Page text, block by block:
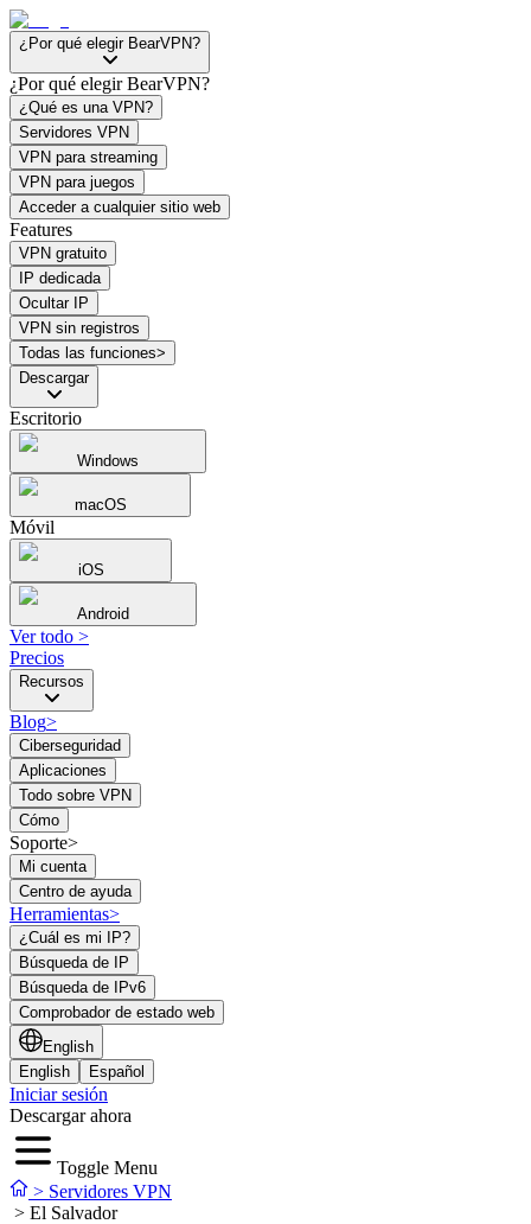
¿Por qué elegir BearVPN?
¿Por qué elegir BearVPN?
¿Qué es una VPN?
Servidores VPN
VPN para streaming
VPN para juegos
Acceder a cualquier sitio web
Features
VPN gratuito
IP dedicada
Ocultar IP
VPN sin registros
Todas las funciones>
Descargar
Escritorio
Windows
macOS
Móvil
iOS
Android
Ver todo >
Precios
Recursos
Blog>
Ciberseguridad
Aplicaciones
Todo sobre VPN
Cómo
Soporte>
Mi cuenta
Centro de ayuda
Herramientas>
¿Cuál es mi IP?
Búsqueda de IP
Búsqueda de IPv6
Comprobador de estado web
English
English
Español
Iniciar sesión
Descargar ahora
Toggle Menu
> Servidores VPN
> El Salvador